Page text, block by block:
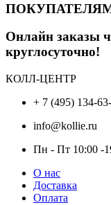
Онлайн заказы
круглосуточно!
КОЛЛ-ЦЕНТР
+ 7 (495) 134-
info@kollie.ru
Пн - Пт 10:00 -
О нас
Доставка
Оплата